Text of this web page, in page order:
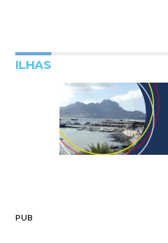
ILHAS
PUB